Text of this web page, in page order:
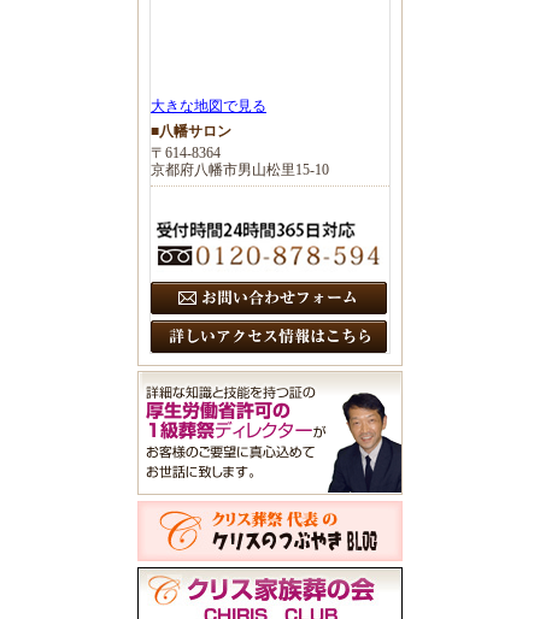
大きな地図で見る
■八幡サロン
〒614-8364
京都府八幡市男山松里15-10